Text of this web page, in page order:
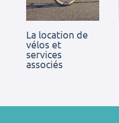
La location de
vélos et
services
associés